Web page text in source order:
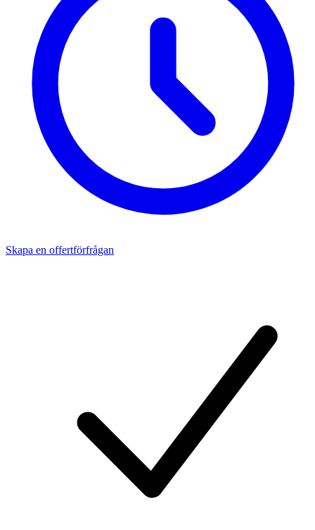
Skapa en offertförfrågan